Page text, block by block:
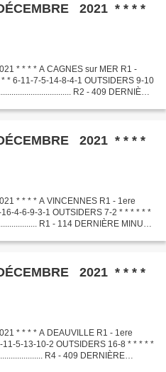
2021 * * * *
* * * * A CAGNES sur MER R1 -
* 6-11-7-5-14-8-4-1 OUTSIDERS 9-10
R2 - 409 DERNIÈRE
2021 * * * *
* * * * A VINCENNES R1 - 1ere
4-6-9-3-1 OUTSIDERS 7-2 * * * * * *
R1 - 114 DERNIÈRE MINUTE
2021 * * * *
* * * * A DEAUVILLE R1 - 1ere
5-13-10-2 OUTSIDERS 16-8 * * * * *
R4 - 409 DERNIÈRE